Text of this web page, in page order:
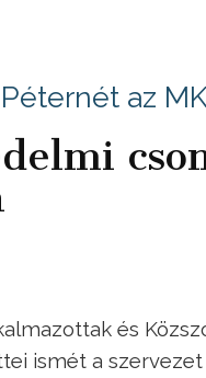
az
és
ismét a